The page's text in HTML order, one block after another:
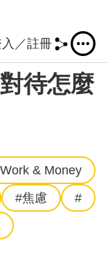
／註冊
待怎麼
& Money
#焦慮
#